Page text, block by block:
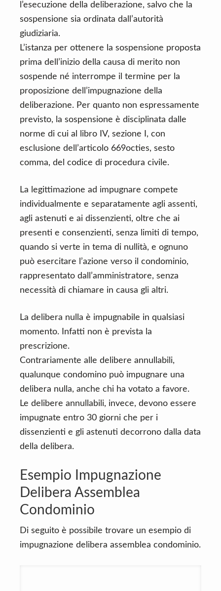
l’esecuzione della deliberazione, salvo che la
sospensione sia ordinata dall’autorità
giudiziaria.
L’istanza per ottenere la sospensione proposta
prima dell’inizio della causa di merito non
sospende né interrompe il termine per la
proposizione dell’impugnazione della
deliberazione. Per quanto non espressamente
previsto, la sospensione è disciplinata dalle
norme di cui al libro IV, sezione I, con
esclusione dell’articolo 669octies, sesto
comma, del codice di procedura civile.
La legittimazione ad impugnare compete
individualmente e separatamente agli assenti,
agli astenuti e ai dissenzienti, oltre che ai
presenti e consenzienti, senza limiti di tempo,
quando si verte in tema di nullità, e ognuno
può esercitare l’azione verso il condominio,
rappresentato dall’amministratore, senza
necessità di chiamare in causa gli altri.
La delibera nulla è impugnabile in qualsiasi
momento. Infatti non è prevista la
prescrizione.
Contrariamente alle delibere annullabili,
qualunque condomino può impugnare una
delibera nulla, anche chi ha votato a favore.
Le delibere annullabili, invece, devono essere
impugnate entro 30 giorni che per i
dissenzienti e gli astenuti decorrono dalla data
della delibera.
Esempio Impugnazione
Delibera Assemblea
Condominio
Di seguito è possibile trovare un esempio di
impugnazione delibera assemblea condominio.